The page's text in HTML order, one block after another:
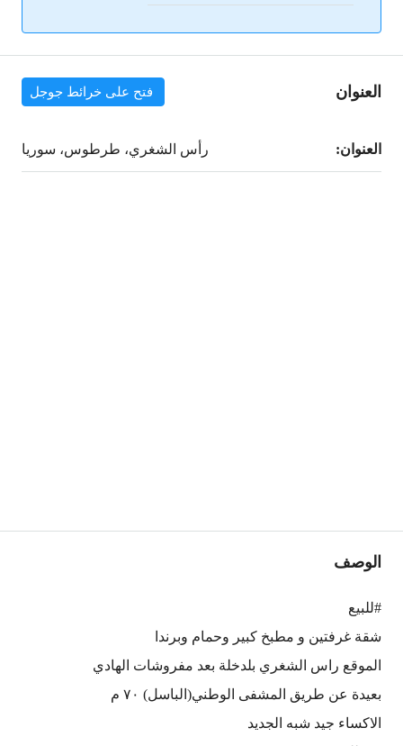
العنوان فتح على خرائط جوجل
العنوان: رأس الشغري، طرطوس، سوريا
الوصف
#للبيع
شقة غرفتين و مطبخ كبير وحمام وبرندا
الموقع راس الشغري بلدخلة بعد مفروشات الهادي
بعيدة عن طريق المشفى الوطني(الباسل) ٧٠ م
الاكساء جيد شبه الجديد